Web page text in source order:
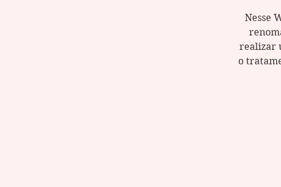
Nesse
realizar
o